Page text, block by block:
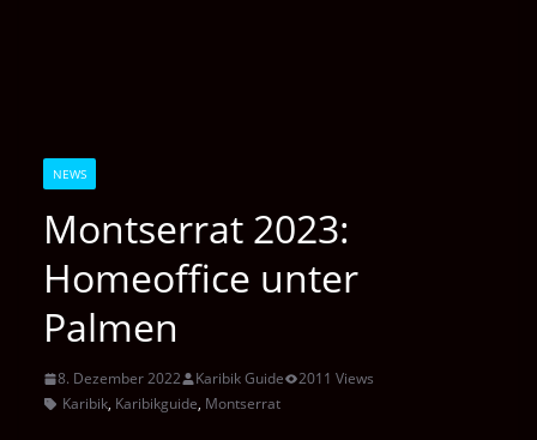
NEWS
Montserrat 2023:
Homeoffice unter
Palmen
8. Dezember 2022 Karibik Guide
2011 Views
Karibik, Karibikguide, Montserrat